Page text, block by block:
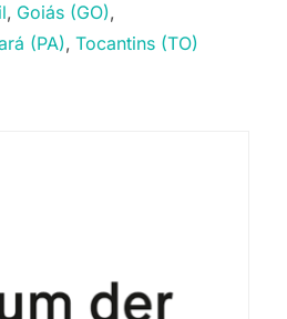
Goiás (GO)
(PA) Tocantins (TO)